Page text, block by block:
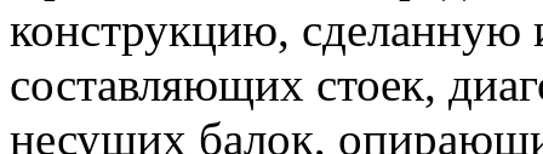
конструкцию, сделанную
составляющих стоек,
несущих балок,